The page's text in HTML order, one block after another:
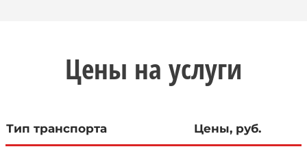
Цены на услуги
Тип транспорта Цены, руб.